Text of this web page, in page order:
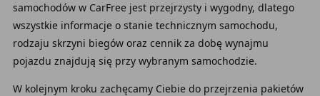
samochodów w CarFree jest przejrzysty i wygodny, dlatego
wszystkie informacje o stanie technicznym samochodu,
rodzaju skrzyni biegów oraz cennik za dobę wynajmu
pojazdu znajdują się przy wybranym samochodzie.
W kolejnym kroku zachęcamy Ciebie do przejrzenia pakietów